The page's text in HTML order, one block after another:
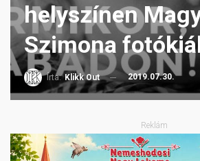
helyszínen
Szimona
Írta: Klikk Out 2019.07.30.
Reklám